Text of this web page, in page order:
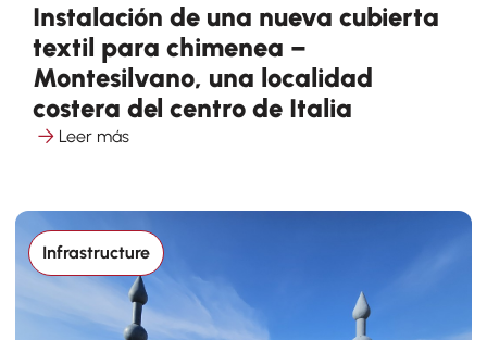
Instalación de una nueva cubierta
textil para chimenea –
Montesilvano, una localidad
costera del centro de Italia
Leer más
Infrastructure